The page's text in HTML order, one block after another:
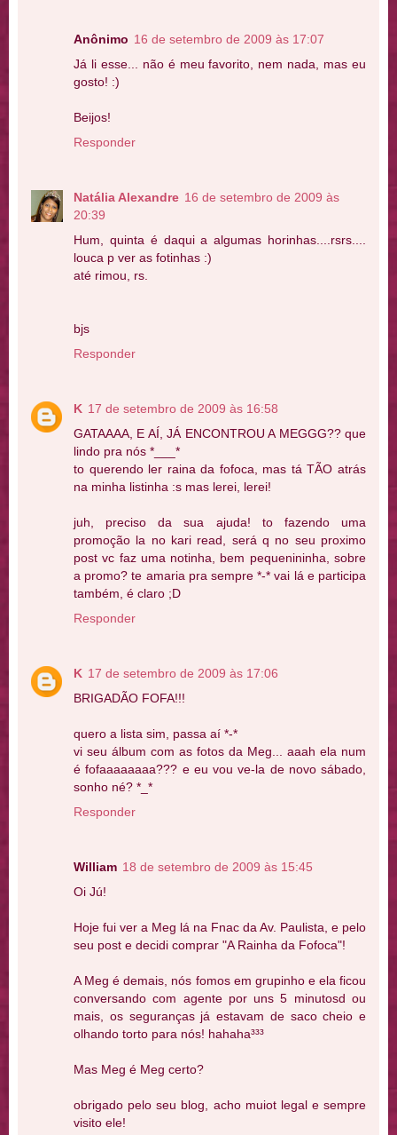
Anônimo 16 de setembro de 2009 às 17:07
Já li esse... não é meu favorito, nem nada, mas eu
gosto! :)
Beijos!
Responder
Natália Alexandre 16 de setembro de 2009 às
20:39
Hum, quinta é daqui a algumas horinhas....rsrs....
louca p ver as fotinhas :)
até rimou, rs.
bjs
Responder
K 17 de setembro de 2009 às 16:58
GATAAAA, E AÍ, JÁ ENCONTROU A MEGGG?? que
lindo pra nós *___*
to querendo ler raina da fofoca, mas tá TÃO atrás
na minha listinha :s mas lerei, lerei!
juh, preciso da sua ajuda! to fazendo uma
promoção la no kari read, será q no seu proximo
post vc faz uma notinha, bem pequenininha, sobre
a promo? te amaria pra sempre *-* vai lá e participa
também, é claro ;D
Responder
K 17 de setembro de 2009 às 17:06
BRIGADÃO FOFA!!!
quero a lista sim, passa aí *-*
vi seu álbum com as fotos da Meg... aaah ela num
é fofaaaaaaaa??? e eu vou ve-la de novo sábado,
sonho né? *_*
Responder
William 18 de setembro de 2009 às 15:45
Oi Jú!
Hoje fui ver a Meg lá na Fnac da Av. Paulista, e pelo
seu post e decidi comprar "A Rainha da Fofoca"!
A Meg é demais, nós fomos em grupinho e ela ficou
conversando com agente por uns 5 minutosd ou
mais, os seguranças já estavam de saco cheio e
olhando torto para nós! hahaha³³³
Mas Meg é Meg certo?
obrigado pelo seu blog, acho muiot legal e sempre
visito ele!